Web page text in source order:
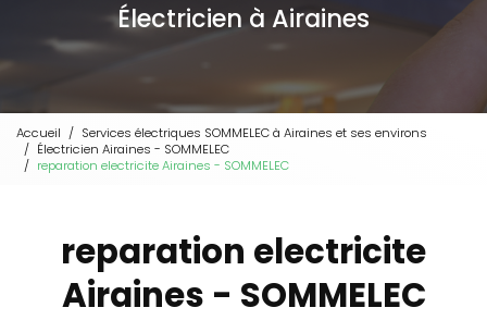
Électricien à Airaines
Accueil
Services électriques SOMMELEC à Airaines et ses environs
Électricien Airaines - SOMMELEC
reparation electricite Airaines - SOMMELEC
reparation electricite
Airaines - SOMMELEC